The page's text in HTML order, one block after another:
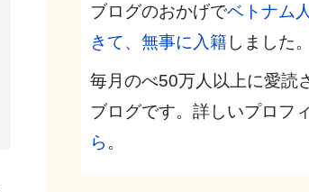
ブログのおかげでベトナム
きて、無事に入籍 しました。
毎月のべ50万人以上に愛読
ブログです。詳しいプロフ
ら 。